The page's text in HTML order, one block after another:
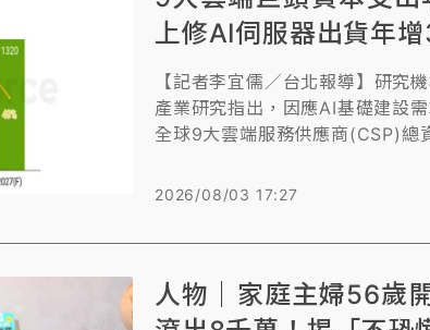
上修AI伺服器出貨年增
【記者李宜儒／台北報導】研究
產業研究指出，因應AI基礎建設
全球9大雲端服務供應商(CSP)總
GB/VR等整櫃式AI server方案的
量，因此上修2026年AI server
2026/08/03 17:27
人物｜家庭主婦56歲